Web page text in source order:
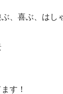
、喜ぶ、はし
す！